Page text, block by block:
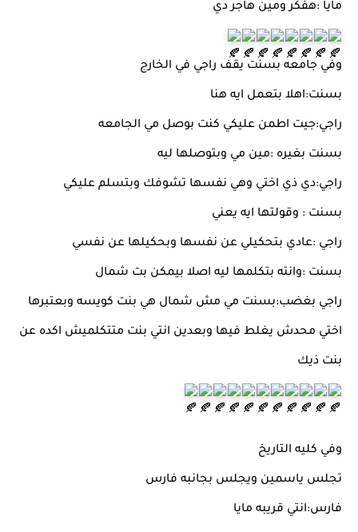
مايا :هفكر ومين هاجر دي
وفي جامعه بسنت يقف راجي في الخارج
بسنت:اهلا بتعمل ايه هنا
راجي:جيت اطمن عليكي كنت بوصل مي الجامعه
بسنت بغيره :مين مي وبتوصلها ليه
راجي:دي ذي اختي وهي نفسها تشوفك وبتسلم عليكي
بسنت : وقولتها ايه يعني
راجي :عادي بتحكيلي عن نفسها وبحكيلها عن نفسي
بسنت :وانته بتكلمها ليه اصلا بيمكن بت شمال
راجي بغضب:بسنت مي مش شمال هي بنت كويسه وبعتبرها
اختي محدش يغلط فيها وبعدين انتي بنت متتكلميش اكده عن
بنت ذيك
وفي كليه التاريخ
تجلس ياسمين ويجلس بجانبه فارس
فارس:انتي قريبه مايا